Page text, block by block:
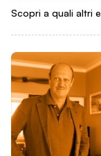
Scopri a quali altri